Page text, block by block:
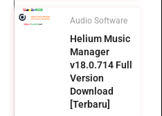
Audio Software
Helium Music
Manager
v18.0.714 Full
Version
Download
[Terbaru]